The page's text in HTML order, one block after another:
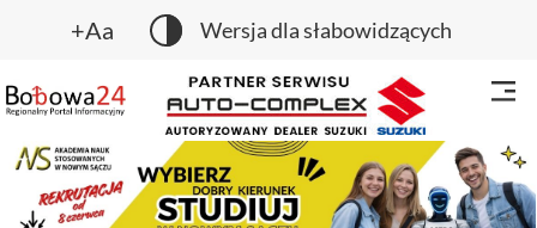
+Aa Wersja dla słabowidzących